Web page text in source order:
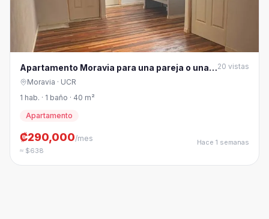
Apartamento Moravia para una pareja o una
persona
20 vistas
Moravia · UCR
1 hab. · 1 baño · 40 m²
Apartamento
₡290,000/mes
≈ $638
Hace 1 semanas